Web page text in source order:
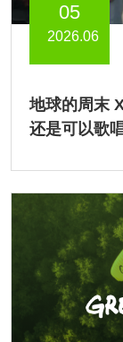
05
2026.06
地球的周末
还是可以歌